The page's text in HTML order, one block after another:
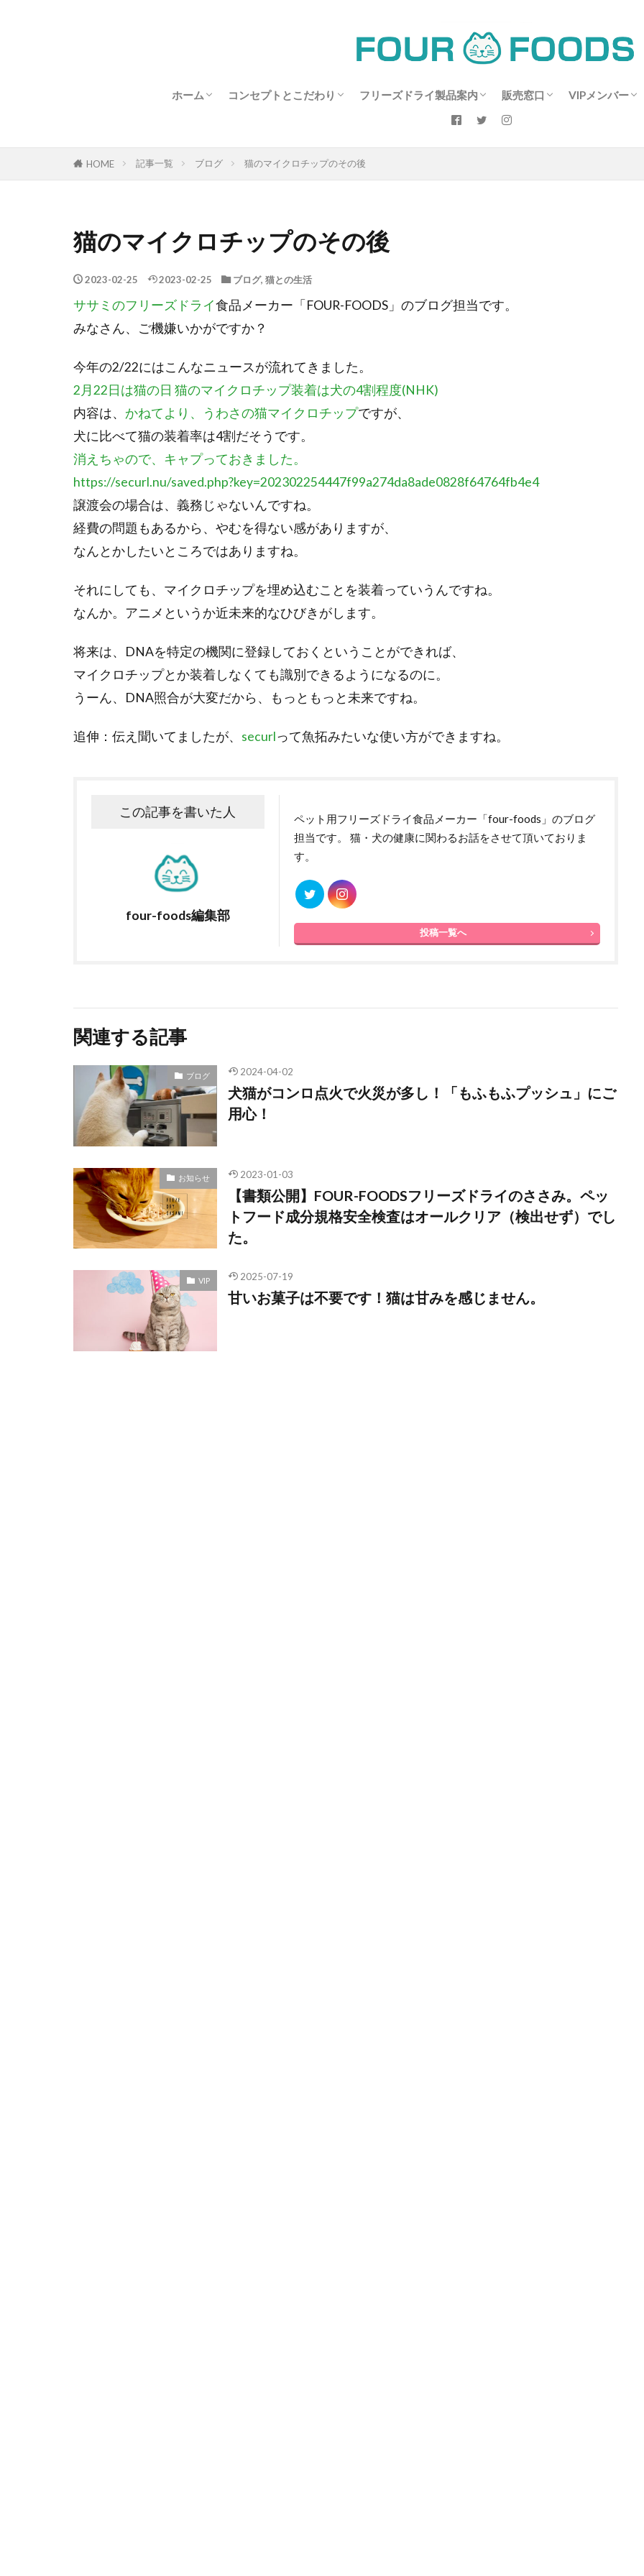
ホーム コンセプトとこだわり
猫の食事とビタミンについて～南部和也
フリーズドライ製品案内
商品情報：フリーズドライの鶏レバー
商品情報：フリーズドライのむね肉
商品情報：フリーズドライのササミ
商品情報：ブランド鶏：富士山御殿ど
フリーズドライささみの食し方
販売窓口
販売ショップ情報
営業日のご案内
お買い得情報
VIPメンバー
HOME 記事一覧 ブログ 猫のマイクロチップのその後
猫のマイクロチップのその後
2023-02-25 2023-02-25 ブログ, 猫との生活
ササミのフリーズドライ食品メーカー「FOUR-FOODS」のブログ担当です。
みなさん、ご機嫌いかがですか？
今年の2/22にはこんなニュースが流れてきました。
2月22日は猫の日 猫のマイクロチップ装着は犬の4割程度(NHK)
内容は、 かねてより、うわさの猫マイクロチップですが、
犬に比べて猫の装着率は4割だそうです。
消えちゃので、キャプっておきました。
https://securl.nu/saved.php?key=202302254447f99a274da8ade0828f64764fb4e4
譲渡会の場合は、義務じゃないんですね。
経費の問題もあるから、やむを得ない感がありますが、
なんとかしたいところではありますね。
それにしても、マイクロチップを埋め込むことを装着っていうんですね。
なんか。アニメというか近未来的なひびきがします。
将来は、DNAを特定の機関に登録しておくということができれば、
マイクロチップとか装着しなくても識別できるようになるのに。
うーん、DNA照合が大変だから、もっともっと未来ですね。
追伸：伝え聞いてましたが、 securlって魚拓みたいな使い方ができますね。
この記事を書いた人
four-foods編集部
ペット用フリーズドライ食品メーカー「four-foods」のブログ
担当です。 猫・犬の健康に関わるお話をさせて頂いておりま
す。
投稿一覧へ
関連する記事
ブログ 2024-04-02
犬猫がコンロ点火で火災が多し！「もふもふプッシュ」にご
用心！
お知らせ 2023-01-03
【書類公開】FOUR-FOODSフリーズドライのささみ。ペッ
トフード成分規格安全検査はオールクリア（検出せず）でし
た。
VIP 2025-07-19
甘いお菓子は不要です！猫は甘みを感じません。